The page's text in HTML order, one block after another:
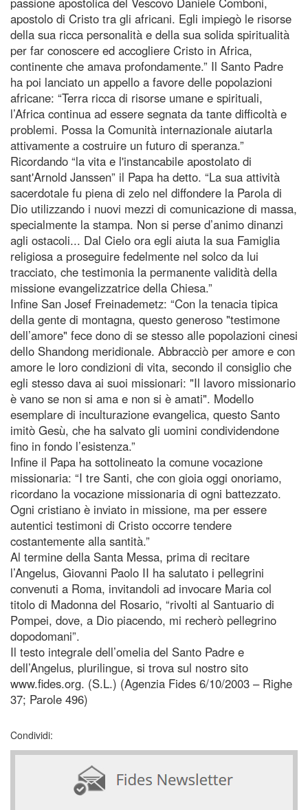
apostolo di Cristo tra gli africani. Egli impiegò le risorse
della sua ricca personalità e della sua solida spiritualità
per far conoscere ed accogliere Cristo in Africa,
continente che amava profondamente.” Il Santo Padre
ha poi lanciato un appello a favore delle popolazioni
africane: “Terra ricca di risorse umane e spirituali,
l’Africa continua ad essere segnata da tante difficoltà e
problemi. Possa la Comunità internazionale aiutarla
attivamente a costruire un futuro di speranza.”
Ricordando “la vita e l'instancabile apostolato di
sant'Arnold Janssen” il Papa ha detto. “La sua attività
sacerdotale fu piena di zelo nel diffondere la Parola di
Dio utilizzando i nuovi mezzi di comunicazione di massa,
specialmente la stampa. Non si perse d’animo dinanzi
agli ostacoli... Dal Cielo ora egli aiuta la sua Famiglia
religiosa a proseguire fedelmente nel solco da lui
tracciato, che testimonia la permanente validità della
missione evangelizzatrice della Chiesa.”
Infine San Josef Freinademetz: “Con la tenacia tipica
della gente di montagna, questo generoso "testimone
dell’amore" fece dono di se stesso alle popolazioni cinesi
dello Shandong meridionale. Abbracciò per amore e con
amore le loro condizioni di vita, secondo il consiglio che
egli stesso dava ai suoi missionari: "Il lavoro missionario
è vano se non si ama e non si è amati". Modello
esemplare di inculturazione evangelica, questo Santo
imitò Gesù, che ha salvato gli uomini condividendone
fino in fondo l’esistenza.”
Infine il Papa ha sottolineato la comune vocazione
missionaria: “I tre Santi, che con gioia oggi onoriamo,
ricordano la vocazione missionaria di ogni battezzato.
Ogni cristiano è inviato in missione, ma per essere
autentici testimoni di Cristo occorre tendere
costantemente alla santità.”
Al termine della Santa Messa, prima di recitare
l’Angelus, Giovanni Paolo II ha salutato i pellegrini
convenuti a Roma, invitandoli ad invocare Maria col
titolo di Madonna del Rosario, “rivolti al Santuario di
Pompei, dove, a Dio piacendo, mi recherò pellegrino
dopodomani”.
Il testo integrale dell’omelia del Santo Padre e
dell’Angelus, plurilingue, si trova sul nostro sito
www.fides.org. (S.L.) (Agenzia Fides 6/10/2003 – Righe
37; Parole 496)
Condividi: